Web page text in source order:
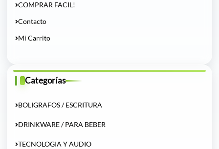
COMPRAR FACIL!
Contacto
Mi Carrito
Categorías
BOLIGRAFOS / ESCRITURA
DRINKWARE / PARA BEBER
TECNOLOGIA Y AUDIO